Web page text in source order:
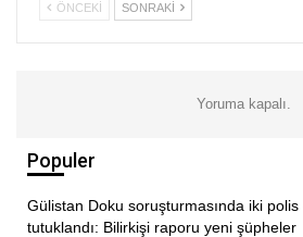
ÖNCEKI SONRAKI
Yoruma kapalı.
Populer
Gülistan Doku soruşturmasında iki polis
tutuklandı: Bilirkişi raporu yeni şüpheler